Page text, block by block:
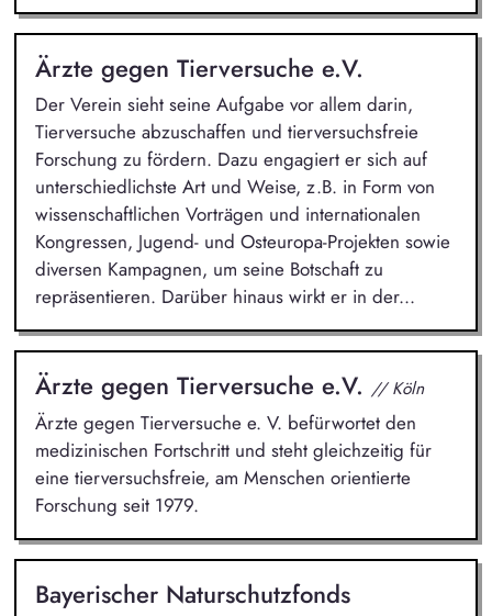
Ärzte gegen Tierversuche e.V.
Der Verein sieht seine Aufgabe vor allem darin,
Tierversuche abzuschaffen und tierversuchsfreie
Forschung zu fördern. Dazu engagiert er sich auf
unterschiedlichste Art und Weise, z.B. in Form von
wissenschaftlichen Vorträgen und internationalen
Kongressen, Jugend- und Osteuropa-Projekten sowie
diversen Kampagnen, um seine Botschaft zu
repräsentieren. Darüber hinaus wirkt er in der...
Ärzte gegen Tierversuche e.V. // Köln
Ärzte gegen Tierversuche e. V. befürwortet den
medizinischen Fortschritt und steht gleichzeitig für
eine tierversuchsfreie, am Menschen orientierte
Forschung seit 1979.
Bayerischer Naturschutzfonds